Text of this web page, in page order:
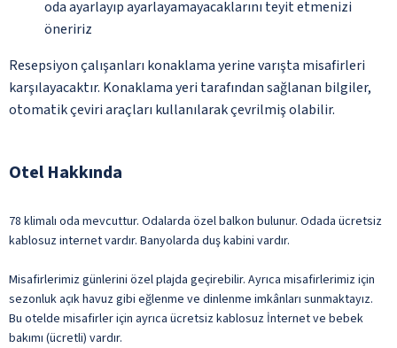
oda ayarlayıp ayarlayamayacaklarını teyit etmenizi
öneririz
Resepsiyon çalışanları konaklama yerine varışta misafirleri
karşılayacaktır. Konaklama yeri tarafından sağlanan bilgiler,
otomatik çeviri araçları kullanılarak çevrilmiş olabilir.
Otel Hakkında
78 klimalı oda mevcuttur. Odalarda özel balkon bulunur. Odada ücretsiz
kablosuz internet vardır. Banyolarda duş kabini vardır.
Misafirlerimiz günlerini özel plajda geçirebilir. Ayrıca misafirlerimiz için
sezonluk açık havuz gibi eğlenme ve dinlenme imkânları sunmaktayız.
Bu otelde misafirler için ayrıca ücretsiz kablosuz İnternet ve bebek
bakımı (ücretli) vardır.